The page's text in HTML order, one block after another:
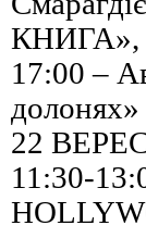
КНИГА»,
17:00 –
22
11:30-